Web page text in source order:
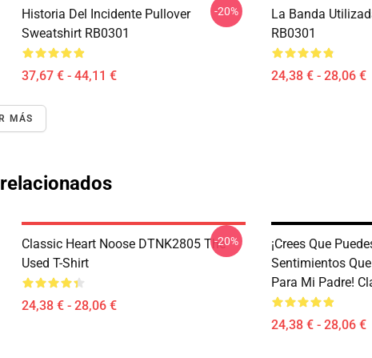
Historia Del Incidente Pullover
Sweatshirt RB0301
37,67 € - 44,11 €
-20%
La Banda
RB0301
24,38 € - 28,06 €
MÁS
Classic Heart Noose DTNK2805 The
Used T-Shirt
24,38 € - 28,06 €
-20%
¡Crees Que
Sentimientos
Para Mi Padre!
24,38 € - 28,06 €